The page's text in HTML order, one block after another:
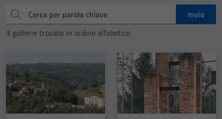
Cerca
Invio
3 gallerie trovate in ordine alfabetico